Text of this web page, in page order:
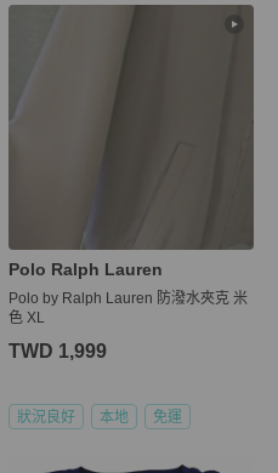
Polo Ralph Lauren
Polo by Ralph Lauren 防潑水夾克 米
色 XL
TWD 1,999
狀況良好 本地 免運